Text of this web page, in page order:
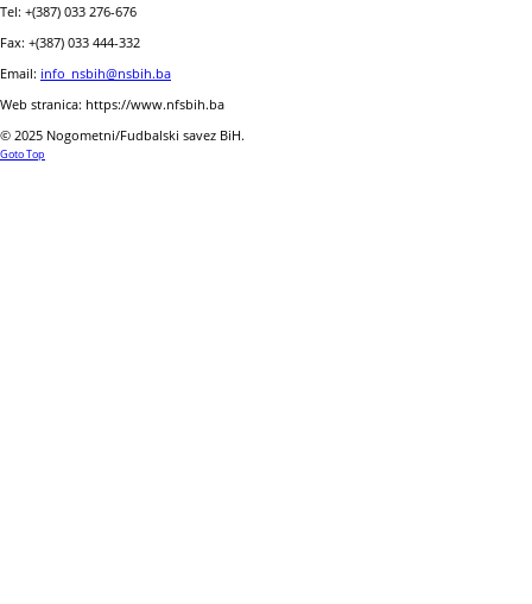
Tel: +(387) 033 276-676
Fax: +(387) 033 444-332
Email: info_nsbih@nsbih.ba
Web stranica: https://www.nfsbih.ba
© 2025 Nogometni/Fudbalski savez BiH.
Goto Top